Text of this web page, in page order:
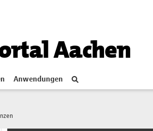
Aachen
Anwendungen